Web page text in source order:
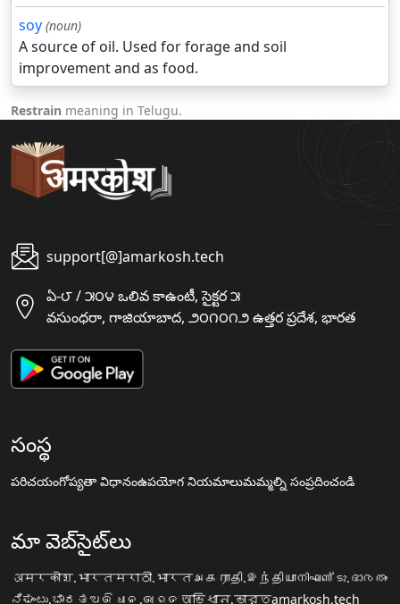
soy (noun)
A source of oil. Used for forage and soil
improvement and as food.
Restrain meaning in Telugu.
support[@]amarkosh.tech
ఏ-౮ / ౫౦౪ ఒలివ కాఉంటీ, సైక్టర ౫
వసుంధరా, గాజియాబాద, ౨౦౧౦౧౨ ఉత్తర ప్రదేశ, భారత
సంస్థ
పరిచయంగోప్యతా విధానంఉపయోగ నియమాలుమమ్మల్ని సంప్రదించండి
మా వెబ్‌సైట్‌లు
अमरकोश.भारतमराठी.भारतஅகராதி.இந்தியாനിഘണ്ടു.ഭാരതം
ನಿಘಂಟು.ಭಾರತ ଅଭିଧାନ.ଭାରତ অভিধান.ভারতamarkosh.tech